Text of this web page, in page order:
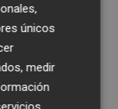
únicos
medir